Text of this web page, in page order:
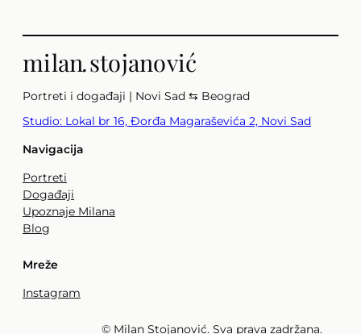
milan.stojanović
Portreti i događaji | Novi Sad ⇆ Beograd
Studio: Lokal br 16, Đorđa Magaraševića 2, Novi Sad
Navigacija
Portreti
Događaji
Upoznaje Milana
Blog
Mreže
Instagram
© Milan Stojanović. Sva prava zadržana.